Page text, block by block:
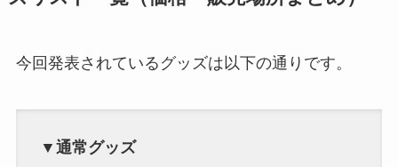
今回発表されているグッズは以下の通りです。
▼通常グッズ